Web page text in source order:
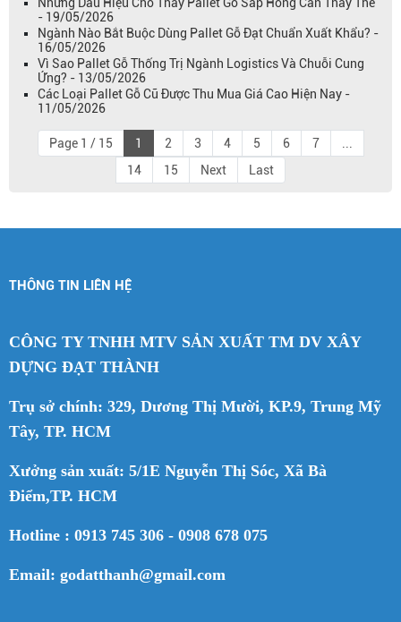
- 19/05/2026
Ngành Nào Bắt Buộc Dùng Pallet Gỗ Đạt Chuẩn Xuất Khẩu? -
16/05/2026
Vì Sao Pallet Gỗ Thống Trị Ngành Logistics Và Chuỗi Cung
Ứng? - 13/05/2026
Các Loại Pallet Gỗ Cũ Được Thu Mua Giá Cao Hiện Nay -
11/05/2026
Page 1 / 15 1 2 3 4 5 6 7
14
15 Next Last
THÔNG TIN LIÊN HỆ
CÔNG TY TNHH MTV SẢN XUẤT TM DV XÂY
DỰNG ĐẠT THÀNH
Trụ sở chính: 329, Dương Thị Mười, KP.9, Trung Mỹ
Tây, TP. HCM
Xưởng sản xuất: 5/1E Nguyễn Thị Sóc, Xã Bà
Điểm,TP. HCM
Hotline : 0913 745 306 - 0908 678 075
Email: godatthanh@gmail.com